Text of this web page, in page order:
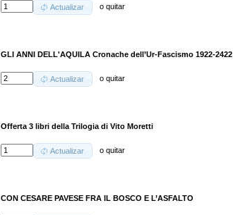
Actualizar oquitar
GLI ANNI DELL'AQUILA Cronache dell’Ur-Fascismo 1922-2422
Actualizar oquitar
Offerta 3 libri della Trilogia di Vito Moretti
Actualizar oquitar
CON CESARE PAVESE FRA IL BOSCO E L’ASFALTO